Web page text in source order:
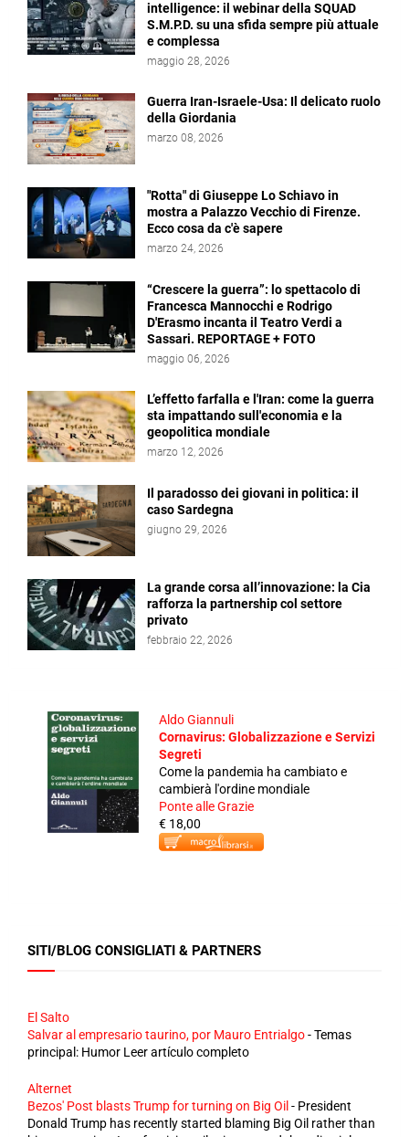
intelligence: il webinar della SQUAD
S.M.P.D. su una sfida sempre più attuale
e complessa
maggio 28, 2026
Guerra Iran-Israele-Usa: Il delicato ruolo
della Giordania
marzo 08, 2026
"Rotta" di Giuseppe Lo Schiavo in
mostra a Palazzo Vecchio di Firenze.
Ecco cosa da c'è sapere
marzo 24, 2026
“Crescere la guerra”: lo spettacolo di
Francesca Mannocchi e Rodrigo
D'Erasmo incanta il Teatro Verdi a
Sassari. REPORTAGE + FOTO
maggio 06, 2026
L’effetto farfalla e l'Iran: come la guerra
sta impattando sull'economia e la
geopolitica mondiale
marzo 12, 2026
Il paradosso dei giovani in politica: il
caso Sardegna
giugno 29, 2026
La grande corsa all’innovazione: la Cia
rafforza la partnership col settore
privato
febbraio 22, 2026
Aldo Giannuli
Cornavirus: Globalizzazione e Servizi
Segreti
Come la pandemia ha cambiato e
cambierà l'ordine mondiale
Ponte alle Grazie
€ 18,00
SITI/BLOG CONSIGLIATI & PARTNERS
El Salto
Salvar al empresario taurino, por Mauro Entrialgo-Temas
principal: Humor Leer artículo completo
Alternet
Bezos' Post blasts Trump for turning on Big Oil - President
Donald Trump has recently started blaming Big Oil rather than